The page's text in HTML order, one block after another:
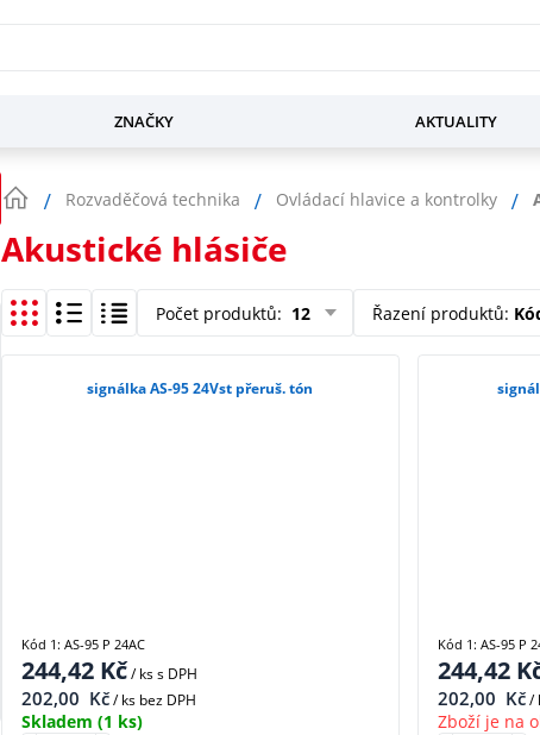
ZNAČKY AKTUALITY
Rozvaděčová technika Ovládací hlavice a kontrolky
Akustické hlásiče
Počet produktů: 12 Řazení produktů:
signálka AS-95 24Vst přeruš. tón
244,42 Kč/ kss DPH
202,00 Kč/ ks bez DPH
Skladem (1 ks)
Kód 1: AS-95 P 24AC
244,42
202,00 Kč/
Zboží je na
Kód 1: AS-95 P